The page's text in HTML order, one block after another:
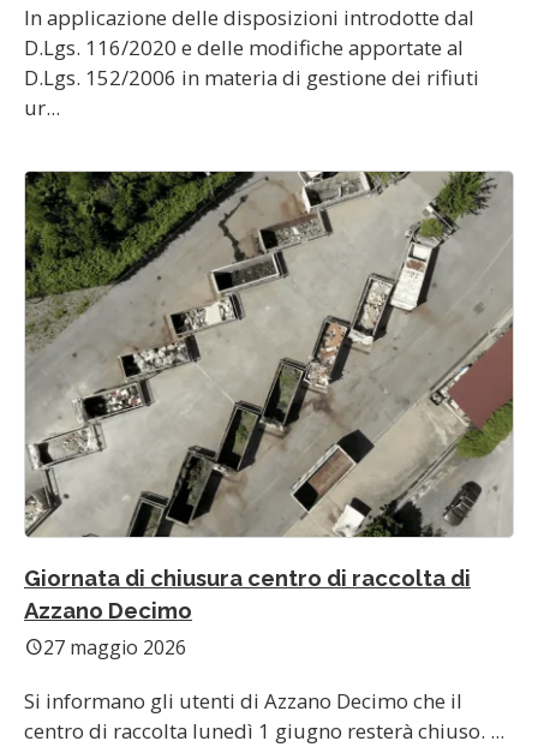
In applicazione delle disposizioni introdotte dal
D.Lgs. 116/2020 e delle modifiche apportate al
D.Lgs. 152/2006 in materia di gestione dei rifiuti
ur...
Giornata di chiusura centro di raccolta di
Azzano Decimo
schedule27 maggio 2026
Si informano gli utenti di Azzano Decimo che il
centro di raccolta lunedì 1 giugno resterà chiuso. ...